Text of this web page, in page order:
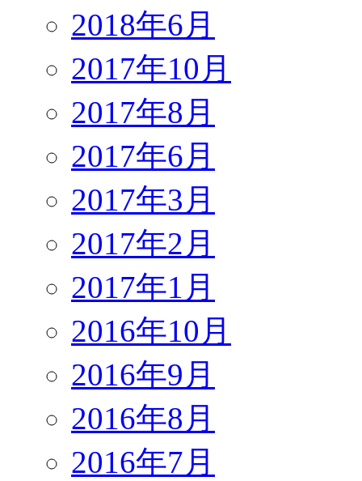
2018年6月
2017年10月
2017年8月
2017年6月
2017年3月
2017年2月
2017年1月
2016年10月
2016年9月
2016年8月
2016年7月